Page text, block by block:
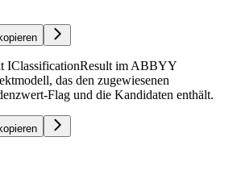
IClassificationResult im ABBYY
das den zugewiesenen
Flag und die Kandidaten enthält.